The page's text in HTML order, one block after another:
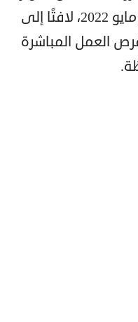
المشروع بالكامل بحلول شهر مايو 2022، لافتًا إلى
العمل المباشرة